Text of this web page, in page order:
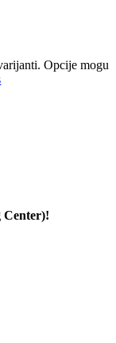
Opcije mogu
Center)!